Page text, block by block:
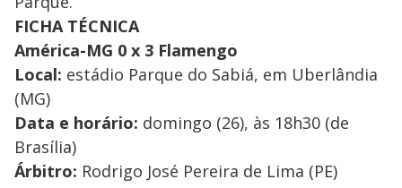
FICHA TÉCNICA
América-MG 0 x 3 Flamengo
Local: estádio Parque do Sabiá, em Uberlândia
(MG)
Data e horário: domingo (26), às 18h30 (de
Brasília)
Árbitro: Rodrigo José Pereira de Lima (PE)